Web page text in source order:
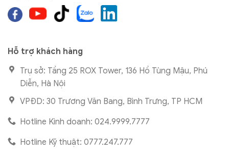
Hỗ trợ khách hàng
Trụ sở: Tầng 25 ROX Tower, 136 Hồ Tùng Mậu, Phú
Diễn, Hà Nội
VPĐD: 30 Trương Văn Bang, Bình Trưng, TP HCM
Hotline Kinh doanh: 024.9999.7777
Hotline Kỹ thuật: 0777.247.777